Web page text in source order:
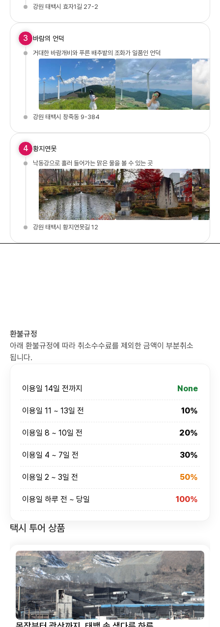
강원 태백시 효자1길 27-2
3 바람의 언덕
거대한 바람개비와 푸른 배추밭의 조화가 일품인 언덕
강원 태백시 창죽동 9-384
4 황지연못
낙동강으로 흘러 들어가는 맑은 물을 볼 수 있는 곳
강원 태백시 황지연못길 12
환불규정
아래 환불규정에 따라 취소수수료를 제외한 금액이 부분취소
됩니다.
이용일 14일 전까지 None
이용일 11 ~ 13일 전 10%
이용일 8 ~ 10일 전 20%
이용일 4 ~ 7일 전 30%
이용일 2 ~ 3일 전 50%
이용일 하루 전 ~ 당일 100%
택시 투어 상품